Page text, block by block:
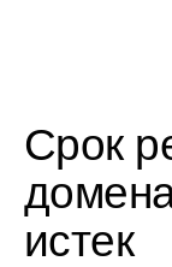
Срок
истек